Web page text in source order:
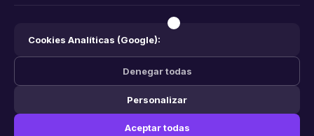
© 2026 FacilCita — Un servicio dePC64 Servicios Informaticos.
Hecho con ❤️ en España.
Cookies Analíticas (Google):
Denegar todas
Personalizar
Aceptar todas